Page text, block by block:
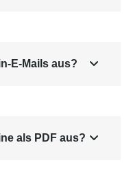
E-Mails aus? 
als PDF aus? 